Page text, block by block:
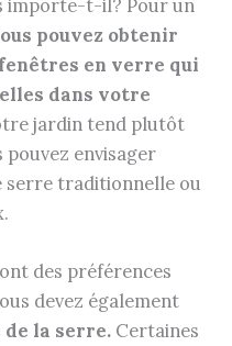
pouvez obtenir
en verre qui
dans votre
jardin tend plutôt
pouvez envisager
serre traditionnelle ou
des préférences
devez également
la serre. Certaines